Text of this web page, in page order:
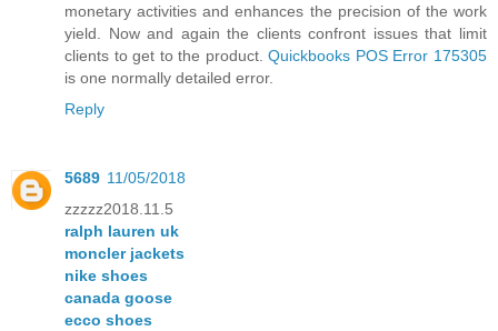
monetary activities and enhances the precision of the work
yield. Now and again the clients confront issues that limit
clients to get to the product.Quickbooks POS Error 175305
is one normally detailed error.
Reply
5689 11/05/2018
zzzzz2018.11.5
ralph lauren uk
moncler jackets
nike shoes
canada goose
ecco shoes